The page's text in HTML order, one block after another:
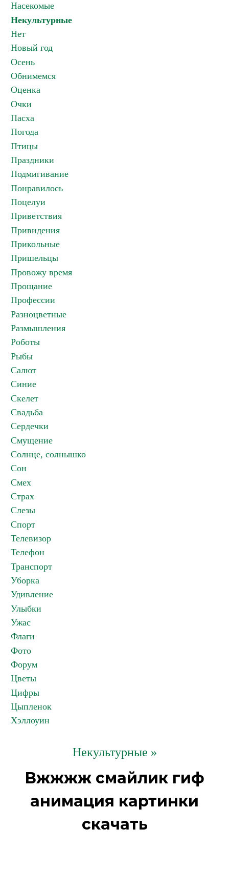
Насекомые
Некультурные
Нет
Новый год
Осень
Обнимемся
Оценка
Очки
Пасха
Погода
Птицы
Праздники
Подмигивание
Понравилось
Поцелуи
Приветствия
Привидения
Прикольные
Пришельцы
Провожу время
Прощание
Профессии
Разноцветные
Размышления
Роботы
Рыбы
Салют
Синие
Скелет
Свадьба
Сердечки
Смущение
Солнце, солнышко
Сон
Смех
Страх
Слезы
Спорт
Телевизор
Телефон
Транспорт
Уборка
Удивление
Улыбки
Ужас
Флаги
Фото
Форум
Цветы
Цифры
Цыпленок
Хэллоуин
Некультурные »
Вжжжж смайлик гиф
анимация картинки
скачать